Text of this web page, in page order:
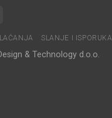
SLANJE I ISPORUKA
& Technology d.o.o.